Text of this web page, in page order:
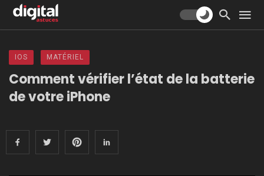
IOS MATÉRIEL
Comment vérifier l’état de la batterie
de votre iPhone